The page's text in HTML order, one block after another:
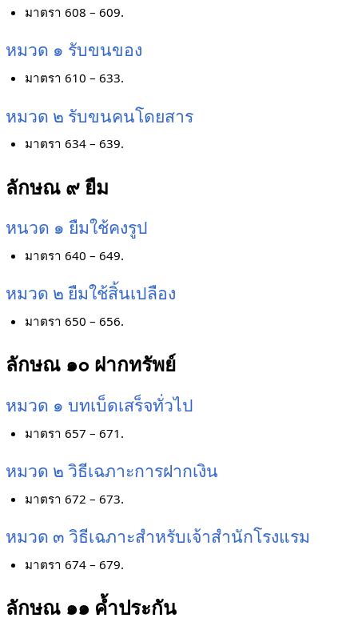
มาตรา 608 – 609.
หมวด ๑ รับขนของ
มาตรา 610 – 633.
หมวด ๒ รับขนคนโดยสาร
มาตรา 634 – 639.
ลักษณ ๙ ยืม
หนวด ๑ ยืมใช้คงรูป
มาตรา 640 – 649.
หมวด ๒ ยืมใช้สิ้นเปลือง
มาตรา 650 – 656.
ลักษณ ๑๐ ฝากทรัพย์
หมวด ๑ บทเบ็ดเสร็จทั่วไป
มาตรา 657 – 671.
หมวด ๒ วิธีเฉภาะการฝากเงิน
มาตรา 672 – 673.
หมวด ๓ วิธีเฉภาะสำหรับเจ้าสำนักโรงแรม
มาตรา 674 – 679.
ลักษณ ๑๑ ค้ำประกัน